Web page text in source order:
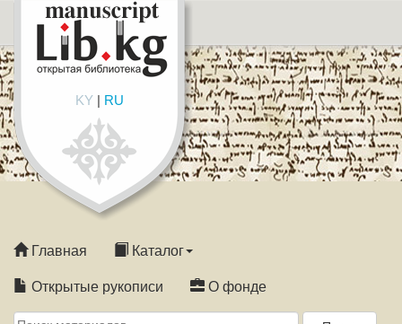
KY| RU
Главная Каталог
Открытые рукописи О фонде